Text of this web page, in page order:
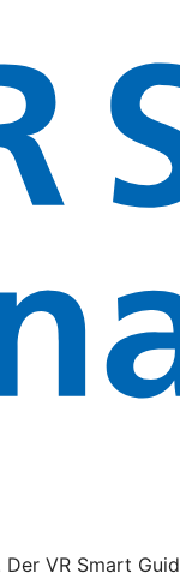
VR Smart